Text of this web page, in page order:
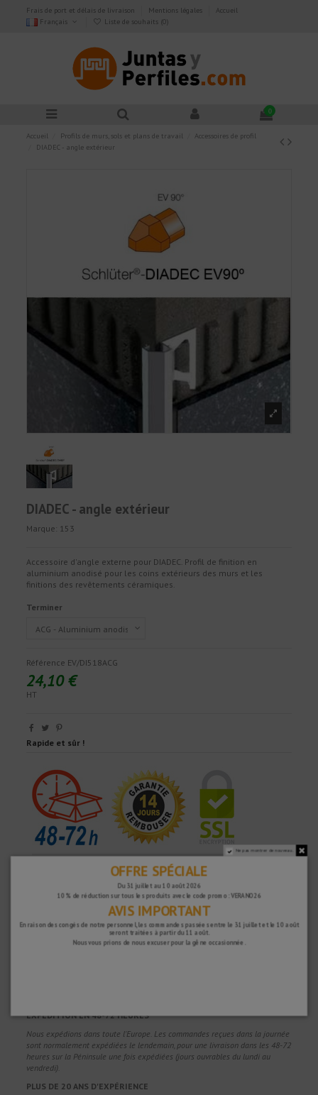
Frais de port et délais de livraison Mentions légales
Accueil
Français
Liste de souhaits (0)
0
Accueil Profils de murs, sols et plans de travail
Accessoires de profil
DIADEC - angle extérieur
DIADEC - angle extérieur
Marque: 153
Accessoire d'angle externe pour DIADEC. Profil de finition en
aluminium anodisé pour les coins extérieurs des murs et les
finitions des revêtements céramiques.
Terminer
Référence EV/DI518ACG
24,10 €
HT
Rapide et sûr !
POURQUOI NOUS CHOISIR ?
EXPÉDITION EN 48-72 HEURES
Nous expédions dans toute l'Europe. Les commandes reçues dans la journée
sont normalement expédiées le lendemain, pour une livraison dans les 48-72
heures sur la Péninsule une fois expédiées (jours ouvrables du lundi au
vendredi).
PLUS DE 20 ANS D'EXPÉRIENCE
Ne pas montrer de nouveau.
OFFRE SPÉCIALE
Du 31 juillet au 10 août 2026
10 % de réduction sur tous les produits avec le code promo : VERANO26
AVIS IMPORTANT
En raison des congés de notre personnel, les commandes passées entre le 31 juillet et le 10 août
seront traitées à partir du 11 août.
Nous vous prions de nous excuser pour la gêne occasionnée.